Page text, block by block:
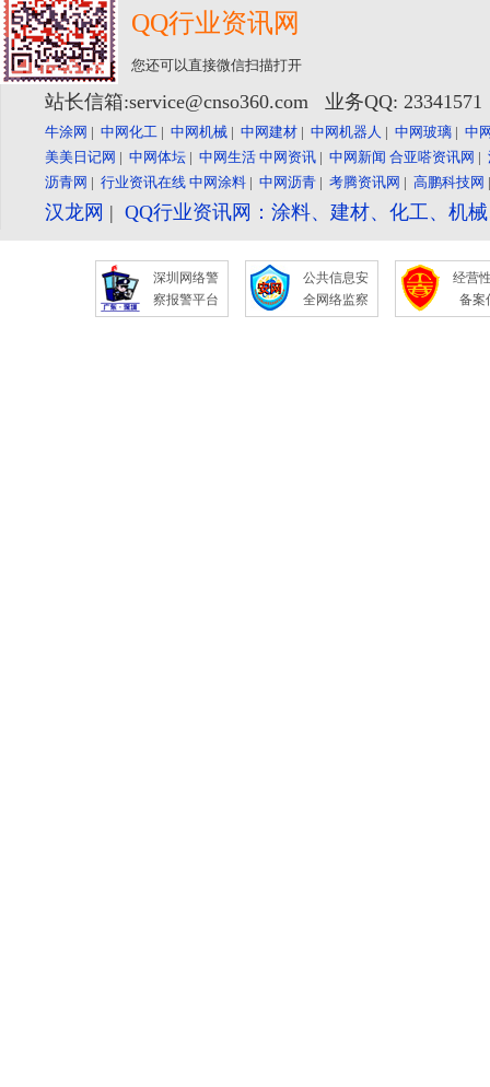
QQ行业资讯网
您还可以直接微信扫描打开
站长信箱:service@cnso360.com 业务QQ:
牛涂网 | 中网化工 | 中网机械 | 中网建材 | 中网机器人 | 中网玻璃 | 中
美美日记网 | 中网体坛 | 中网生活 中网资讯 | 中网新闻 合亚嗒资讯网 |
沥青网 | 行业资讯在线 中网涂料 | 中网沥青 | 考腾资讯网 | 高鹏科技网
汉龙网 | QQ行业资讯网：涂料、建材、化工、机
深圳网络警
察报警平台
公共信息安
全网络监察
经营
备案